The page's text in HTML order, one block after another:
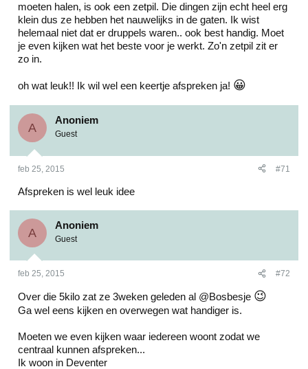
moeten halen, is ook een zetpil. Die dingen zijn echt heel erg
klein dus ze hebben het nauwelijks in de gaten. Ik wist
helemaal niet dat er druppels waren.. ook best handig. Moet
je even kijken wat het beste voor je werkt. Zo'n zetpil zit er
zo in.
oh wat leuk!! Ik wil wel een keertje afspreken ja! 😀
A
Anoniem
Guest
feb 25, 2015 #71
Afspreken is wel leuk idee
A
Anoniem
Guest
feb 25, 2015 #72
Over die 5kilo zat ze 3weken geleden al @Bosbesje 😉
Ga wel eens kijken en overwegen wat handiger is.
Moeten we even kijken waar iedereen woont zodat we
centraal kunnen afspreken...
Ik woon in Deventer